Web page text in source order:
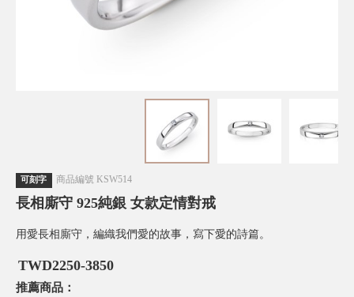
可刻字 商品編號 KSW514
長相廝守 925純銀 女款定情對戒
用愛長相廝守，編織我們愛的故事，寫下愛的詩篇。
TWD2250-3850
推薦商品：